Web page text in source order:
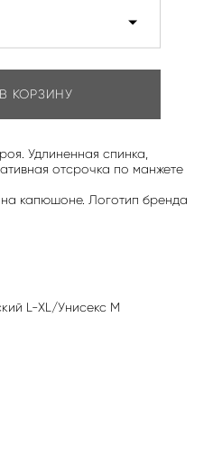
КОРЗИНУ
Удлиненная спинка,
отсрочка по манжете
капюшоне. Логотип бренда
L-XL/Унисекс M